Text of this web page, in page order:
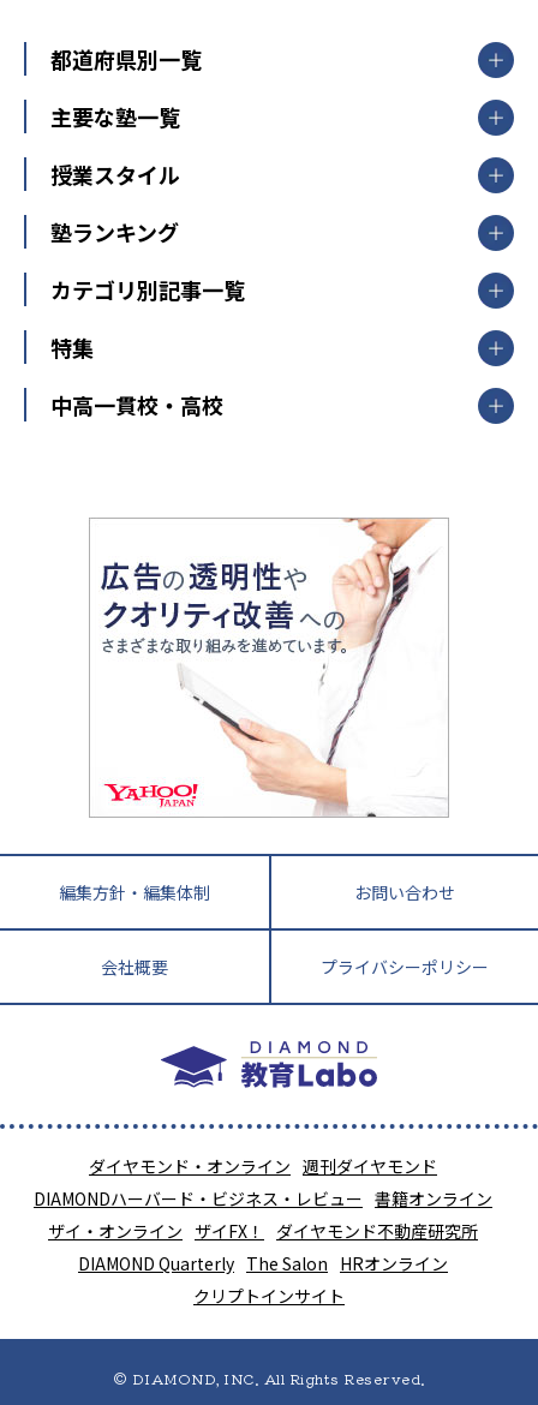
都道府県別一覧
北海道・東北
山形県
福島県
関東
東京都
神奈川県
茨城県
栃木県
群馬県
新潟県
中部
愛知県
静岡県
長野県
大阪府
兵庫県 京都府 奈良県
和歌山県
鳥取県
島根県 岡山県 広島県
香川県
高知県
長崎県 熊本県
鹿児島県 沖縄県
主要な塾一覧
【掲載塾一覧を見る】
東京個別指導学院
明光義塾
個別教室のトライ
武田塾
授業スタイル
個別指導
オンライン指導
塾ランキング
中学受験ランキング
カテゴリ別記事一覧
中学受験
大学受験
教育全般
大学受験塾の選び方
中学受験に熱心な市区町村ランキング
小学校受験
家庭教師
特集
開成番長直伝！子どもの受験を成功させる方法
運動と遊びを考える
情報Ⅰ、数学が苦手な人注目！最短距離の学力
アップ法
悩み多き「大学受験」相談室
英語・英会話・英検対策
小学校教師が解説！中学受験のリアル
教育ジャーナリストが徹底解説！ 大学受験の羅
中高一貫校・高校
大学入試改革
ママテクエグザム
進化する中高一貫校・高校
編集方針・編集体制 お問い合わせ
会社概要 プライバシーポリシー
ダイヤモンド・オンライン 週刊ダイヤモンド
DIAMONDハーバード・ビジネス・レビュー 書籍オンライン
ザイ・オンライン ザイFX！
ダイヤモンド不動産研究所
DIAMOND Quarterly The Salon HRオンライン
クリプトインサイト
© DIAMOND, INC. All Rights Reserved.